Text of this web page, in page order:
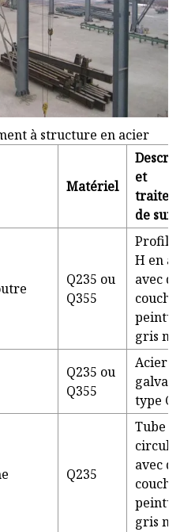
à structure en acier
Matériel
et
de
Q235 ou
Q355
Profilé
H en
avec
gris
Q235 ou
Q355
Acier
type C
Q235
Tube
avec
gris